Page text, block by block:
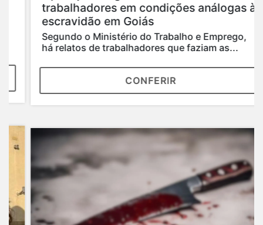
trabalhadores em condições análogas à
escravidão em Goiás
Segundo o Ministério do Trabalho e Emprego,
há relatos de trabalhadores que faziam as...
CONFERIR